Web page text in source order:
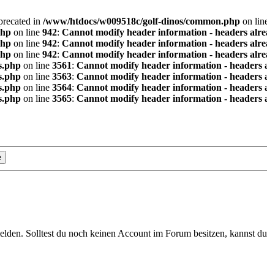
in /www/htdocs/w009518c/golf-dinos/common.php on
on line 942: Cannot modify header information - headers
on line 942: Cannot modify header information - headers
on line 942: Cannot modify header information - headers
on line 3561: Cannot modify header information -
on line 3563: Cannot modify header information -
on line 3564: Cannot modify header information -
on line 3565: Cannot modify header information -
Solltest du noch keinen Account im Forum besitzen, kannst